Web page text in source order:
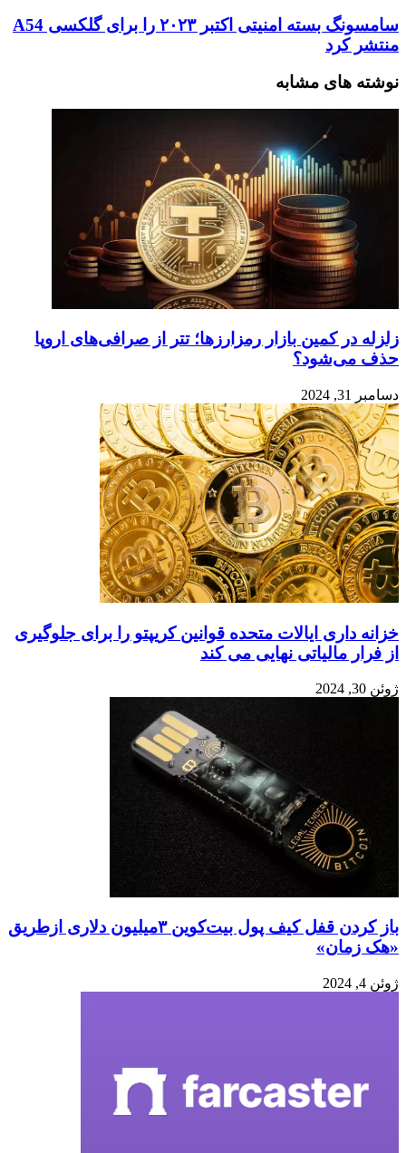
سامسونگ بسته امنیتی اکتبر ۲۰۲۳ را برای گلکسی A54
منتشر کرد
نوشته های مشابه
زلزله در کمین بازار رمزارزها؛ تتر از صرافی‌های اروپا
حذف می‌شود؟
دسامبر 31, 2024
خزانه داری ایالات متحده قوانین کریپتو را برای جلوگیری
از فرار مالیاتی نهایی می کند
ژوئن 30, 2024
باز کردن قفل کیف پول بیت‌کوین ۳میلیون دلاری ازطریق
«هک زمان»
ژوئن 4, 2024